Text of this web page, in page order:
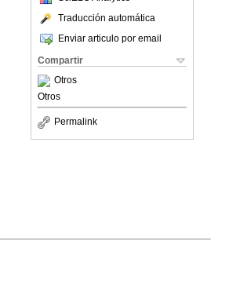
Traducción automática
Enviar articulo por email
Compartir
Otros
Otros
Permalink